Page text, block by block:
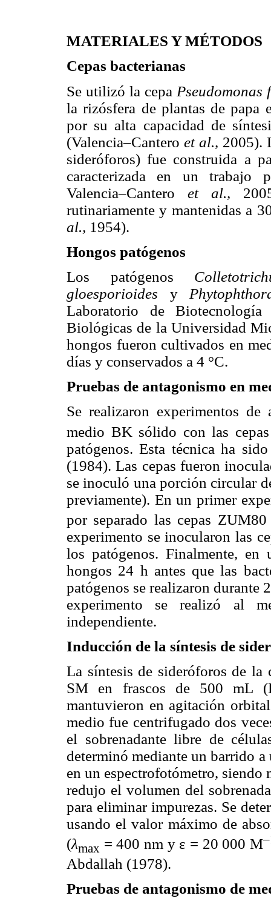
MATERIALES Y MÉTODOS
Cepas bacterianas
Se utilizó la cepa Pseudomonas
la rizósfera de plantas de papa
por su alta capacidad de
(Valencia–Cantero et al., 2005).
sideróforos) fue construida a
caracterizada en un trabajo
Valencia–Canteroet al.,
rutinariamente y mantenidas a
al., 1954).
Hongos patógenos
Los patógenos
gloesporioides y
Laboratorio de
Biológicas de la Universidad
hongos fueron cultivados en
días y conservados a 4 °C.
Pruebas de antagonismo en
Se realizaron experimentos de
medio BK sólido con las
patógenos. Esta técnica ha
(1984). Las cepas fueron
se inoculó una porción circular
previamente). En un primer
por separado las cepas
experimento se inocularon las
los patógenos. Finalmente,
hongos 24 h antes que las
patógenos se realizaron durante
experimento se realizó al
independiente.
Inducción de la síntesis de
La síntesis de sideróforos de
SM en frascos de 500 mL
mantuvieron en agitación
medio fue centrifugado dos
el sobrenadante libre de
determinó mediante un barrido
en un espectrofotómetro, siendo
redujo el volumen del
para eliminar impurezas. Se
usando el valor máximo de
(λmax = 400 nm y ε = 20 000 M
Abdallah (1978).
Pruebas de antagonismo de